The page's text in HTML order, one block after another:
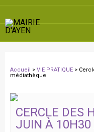
Accueil > VIE PRATIQUE >
médiathèque
CERCLE DES
JUIN À 10H30